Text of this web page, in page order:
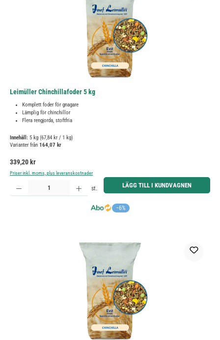
Leimüller Chinchillafoder 5 kg
Komplett foder för gnagare
Lämplig för chinchillor
Flera rengjorda, stoftfria
Innehåll: 5 kg (67,84 kr / 1 kg)
Varianter från 164,07 kr
Ordinarie pris:
339,20 kr
Priser inkl. moms, plus leveranskostnader
−6%
Produktkvantitet: Ange önskat belopp eller använd knapparna för att öka eller minska kvantiteten.
st. LÄGG TILL I KUNDVAGNEN